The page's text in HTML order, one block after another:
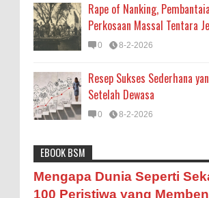
Rape of Nanking,
Perkosaan Massal Tentara
0 8-2-2026
Resep Sukses Sederhana
Setelah Dewasa
0 8-2-2026
Astronomi Biologi Budaya Buku
Entertainment
Fakta & Statistik
Mengapa Negara Miskin
Uang yang Banyak saja biar
EBOOK BSM
Mengapa Dunia Seperti
100 Peristiwa yang